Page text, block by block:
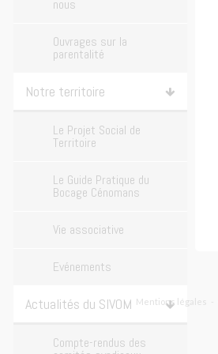
nous
Ouvrages sur la
parentalité
Notre territoire
Le Projet Social de
Territoire
Le Guide Pratique du
Bocage Cénomans
Vie associative
Evénements
Actualités du SIVOM
Compte-rendus des
Mentions légales